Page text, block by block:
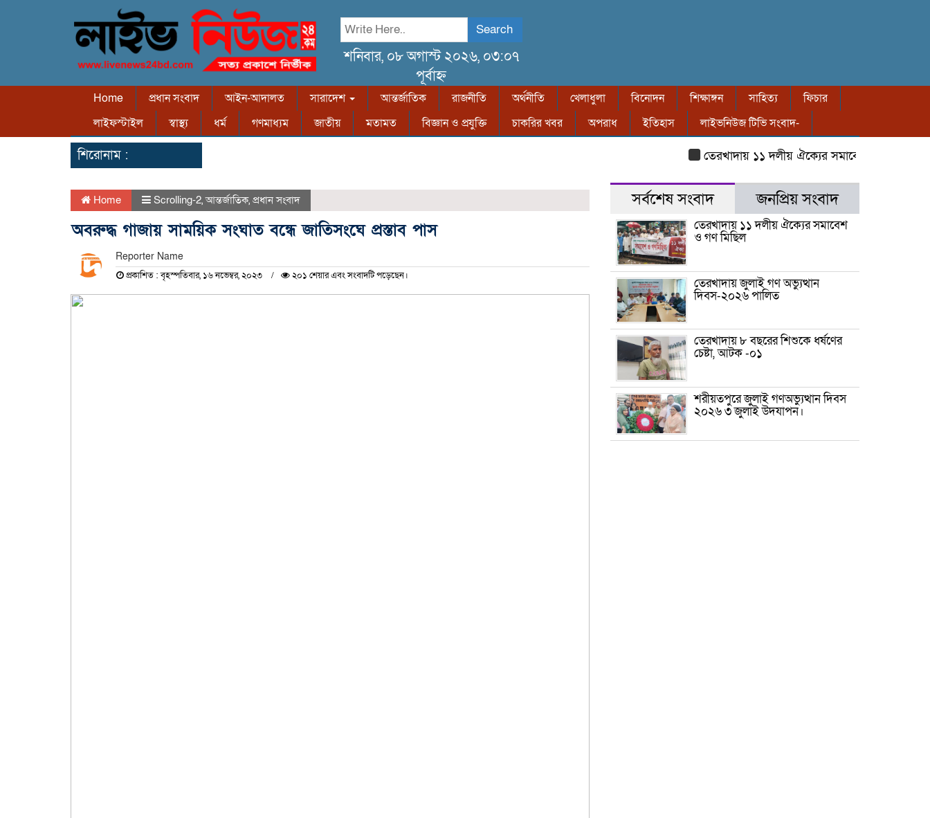
Search
শনিবার, ০৮ অগাস্ট ২০২৬, ০৩:০৭
পূর্বাহ্ন
Home প্রধান সংবাদ আইন-আদালত সারাদেশ আন্তর্জাতিক রাজনীতি অর্থনীতি খেলাধুলা বিনোদন শিক্ষাঙ্গন সাহিত্য
ফিচার
লাইফস্টাইল
স্বাস্থ্য ধর্ম গণমাধ্যম জাতীয় মতামত বিজ্ঞান ও প্রযুক্তি চাকরির খবর অপরাধ ইতিহাস লাইভনিউজ টিভি সংবাদ-
শিরোনাম : তেরখাদায় ১১ দলীয় ঐক্যের সমাবেশ ও গণ মিছিল
Home Scrolling-2,আন্তর্জাতিক, প্রধান সংবাদ
অবরুদ্ধ গাজায় সাময়িক সংঘাত বন্ধে জাতিসংঘে প্রস্তাব পাস
Reporter Name
প্রকাশিত : বৃহস্পতিবার, ১৬ নভেম্বর, ২০২৩ ২০১ শেয়ার এবং সংবাদটি পড়েছেন।
সর্বশেষ সংবাদ জনপ্রিয় সংবাদ
তেরখাদায় ১১ দলীয় ঐক্যের সমাবেশ
ও গণ মিছিল
তেরখাদায় জুলাই গণ অভ্যুত্থান
দিবস-২০২৬ পালিত
তেরখাদায় ৮ বছরের শিশুকে ধর্ষণের
চেষ্টা, আটক -০১
শরীয়তপুরে জুলাই গণঅভ্যুত্থান দিবস
২০২৬ ৩ জুলাই উদযাপন।